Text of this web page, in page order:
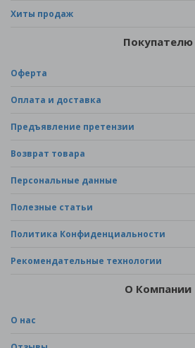
Хиты продаж
Покупателю
Оферта
Оплата и доставка
Предъявление претензии
Возврат товара
Персональные данные
Полезные статьи
Политика Конфиденциальности
Рекомендательные технологии
О Компании
О нас